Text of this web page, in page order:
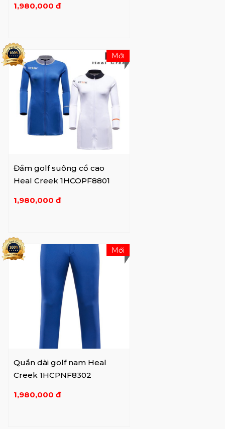
1,980,000 đ
Đầm golf suông cổ cao
Heal Creek 1HCOPF8801
1,980,000 đ
Mới
Quần dài golf nam Heal
Creek 1HCPNF8302
1,980,000 đ
Mới